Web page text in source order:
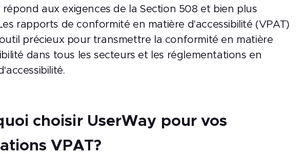
répond aux exigences de la Section 508 et bien plus
rapports de conformité en matière d'accessibilité (VPAT)
précieux pour transmettre la conformité en matière
dans tous les secteurs et les réglementations en
choisir UserWay pour vos
VPAT?